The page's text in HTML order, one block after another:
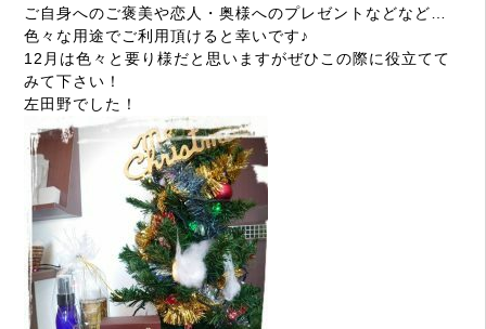
ご自身へのご褒美や恋人・奥様へのプレゼントなどなど
色々な用途でご利用頂けると幸いです♪
12 月は色々と要り様だと思いますがぜひこの際に役立てて
みて下さい！
左田野でした！